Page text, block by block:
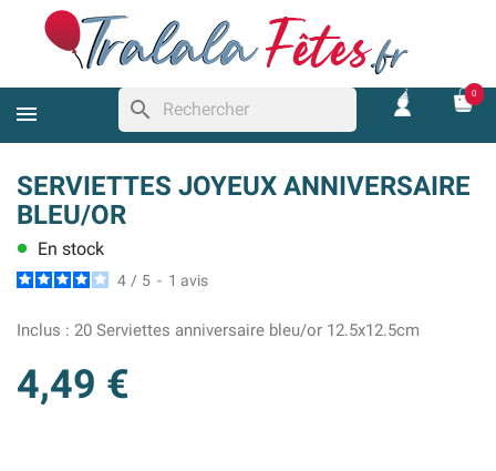
search
0
SERVIETTES JOYEUX ANNIVERSAIRE
BLEU/OR
lens En stock
4 / 5 - 1 avis
Inclus : 20 Serviettes anniversaire bleu/or 12.5x12.5cm
4,49 €